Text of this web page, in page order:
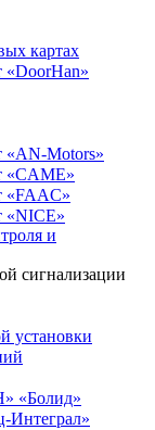
картах
«DoorHan»
«AN-Motors»
«CAME»
«FAAC»
«NICE»
и
сигнализации
установки
«Болид»
Интеграл»